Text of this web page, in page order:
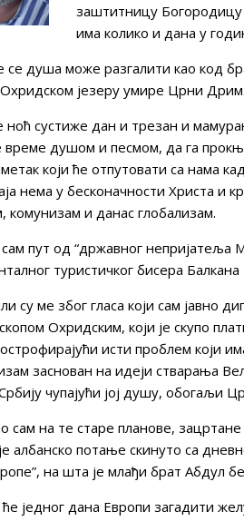
заштитницу Богородицу
има колико и дана у
се душа може разгалити као код
језеру умире Црни Дрим.
ноћ сустиже дан и трезан и
време душом и песмом, да га
који ће отпутовати са нама
нема у бесконачности Христа и
комунизам и данас глобализам.
пут од “државног непријатеља
туристичког бисера
су ме због гласа који сам јавно
Охридским, који је скупо
исти проблем који
заснован на идеји стварања
чупајући јој душу, обогаљи
сам на те старе планове,
албанско потање скинуто са
на шта је млађи брат Абдул
једног дана Европи загадити